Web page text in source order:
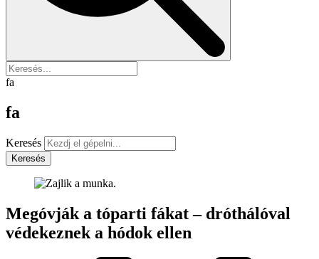
fa
fa
Keresés
Keresés
Megóvják a tóparti fákat – dróthálóval
védekeznek a hódok ellen